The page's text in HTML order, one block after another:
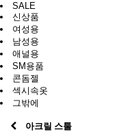
SALE
신상품
여성용
남성용
애널용
SM용품
콘돔젤
섹시속옷
그밖에
아크릴 스툴